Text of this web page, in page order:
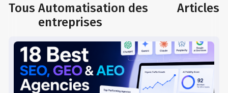
TousAutomatisation des
entreprises
Articles